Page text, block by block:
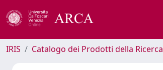
IRIS Catalogo dei Prodotti della Ricerca